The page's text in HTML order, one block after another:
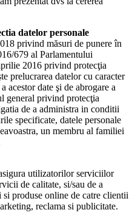
datelor personale
privind măsuri de punere în
679 al Parlamentului
2016 privind protecţia
prelucrarea datelor cu caracter
acestor date şi de abrogare a
general privind protecţia
de a administra in conditii
specificate, datele personale
un membru al familiei
utilizatorilor serviciilor
de calitate, si/sau de a
produse online de catre clientii
reclama si publicitate.